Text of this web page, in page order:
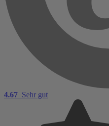
4.67 Sehr gut